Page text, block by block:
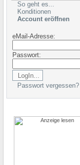
So geht es...
Konditionen
Account eröffnen
eMail-Adresse:
Passwort:
Passwort vergessen?